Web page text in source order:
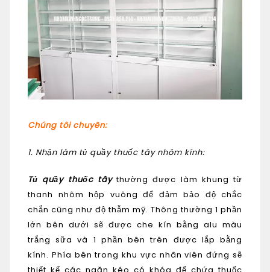
Chúng tôi chuyên:
1. Nhận làm tủ quầy thuốc tây nhôm kính:
Tủ quầy thuốc tâythường được làm khung từ
thanh nhôm hộp vuông để đảm bảo độ chắc
chắn cũng như độ thẫm mỹ. Thông thường 1 phần
lớn bên dưới sẽ được che kín bằng alu màu
trắng sữa và 1 phần bên trên được lắp bằng
kính. Phía bên trong khu vực nhân viên đứng sẽ